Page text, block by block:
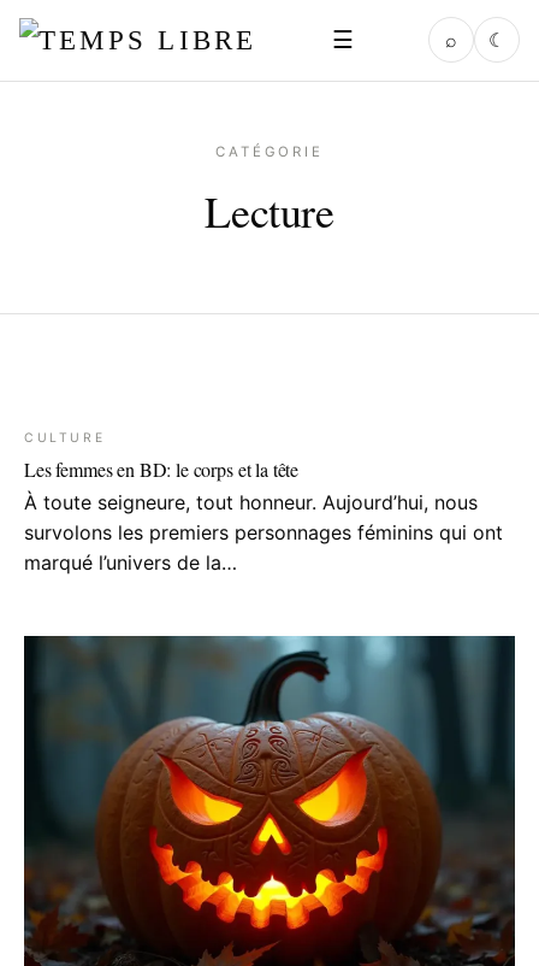
☰ ⌕ ☾
CATÉGORIE
Lecture
CULTURE
Les femmes en BD: le corps et la tête
À toute seigneure, tout honneur. Aujourd’hui, nous
survolons les premiers personnages féminins qui ont
marqué l’univers de la…